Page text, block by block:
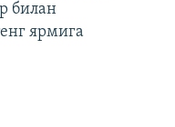
билан
ярмига